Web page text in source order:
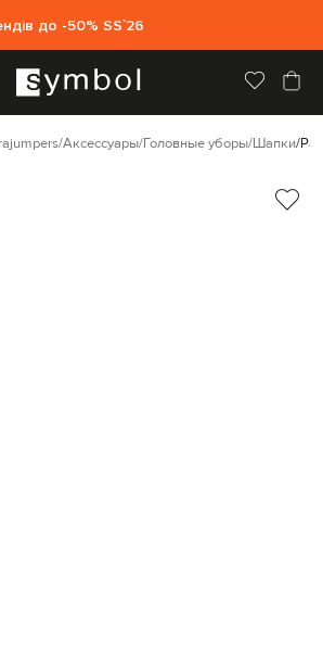
до -50% SS`26
Аксессуары Головные уборы Шапки